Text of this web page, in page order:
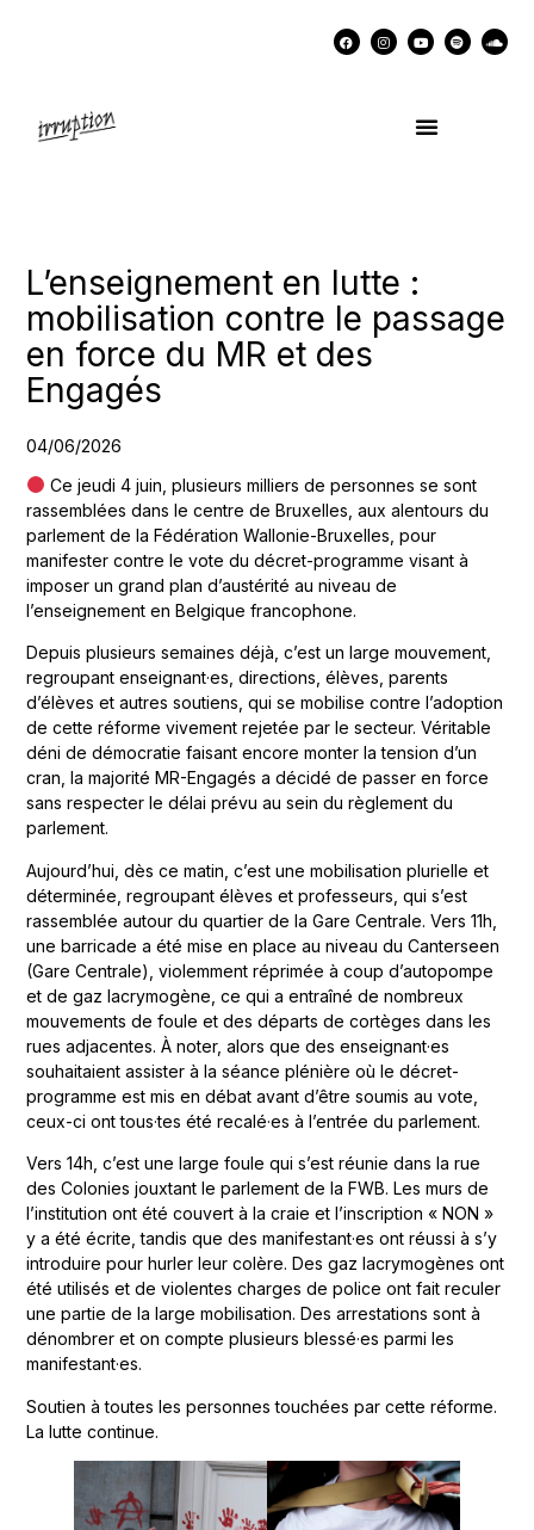
L’enseignement en lutte :
mobilisation contre le passage
en force du MR et des
Engagés
04/06/2026
Ce jeudi 4 juin, plusieurs milliers de personnes se sont
rassemblées dans le centre de Bruxelles, aux alentours du
parlement de la Fédération Wallonie-Bruxelles, pour
manifester contre le vote du décret-programme visant à
imposer un grand plan d’austérité au niveau de
l’enseignement en Belgique francophone.
Depuis plusieurs semaines déjà, c’est un large mouvement,
regroupant enseignant·es, directions, élèves, parents
d’élèves et autres soutiens, qui se mobilise contre l’adoption
de cette réforme vivement rejetée par le secteur. Véritable
déni de démocratie faisant encore monter la tension d’un
cran, la majorité MR-Engagés a décidé de passer en force
sans respecter le délai prévu au sein du règlement du
parlement.
Aujourd’hui, dès ce matin, c’est une mobilisation plurielle et
déterminée, regroupant élèves et professeurs, qui s’est
rassemblée autour du quartier de la Gare Centrale. Vers 11h,
une barricade a été mise en place au niveau du Canterseen
(Gare Centrale), violemment réprimée à coup d’autopompe
et de gaz lacrymogène, ce qui a entraîné de nombreux
mouvements de foule et des départs de cortèges dans les
rues adjacentes. À noter, alors que des enseignant·es
souhaitaient assister à la séance plénière où le décret-
programme est mis en débat avant d’être soumis au vote,
ceux-ci ont tous·tes été recalé·es à l’entrée du parlement.
Vers 14h, c’est une large foule qui s’est réunie dans la rue
des Colonies jouxtant le parlement de la FWB. Les murs de
l’institution ont été couvert à la craie et l’inscription « NON »
y a été écrite, tandis que des manifestant·es ont réussi à s’y
introduire pour hurler leur colère. Des gaz lacrymogènes ont
été utilisés et de violentes charges de police ont fait reculer
une partie de la large mobilisation. Des arrestations sont à
dénombrer et on compte plusieurs blessé·es parmi les
manifestant·es.
Soutien à toutes les personnes touchées par cette réforme.
La lutte continue.